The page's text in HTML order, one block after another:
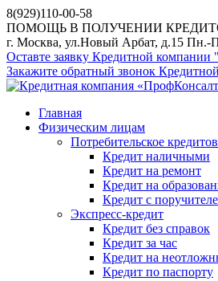
8(929)110-00-58
ПОМОЩЬ В ПОЛУЧЕНИИ
г. Москва, ул.Новый Арбат, д.15 Пн.-
Оставте заявку Кредитной
Закажите обратный звонок
Главная
Физическим лицам
Потребительское
Кредит наличными
Кредит на ремонт
Кредит на
Кредит с
Экспресс-кредит
Кредит без справок
Кредит за час
Кредит на
Кредит по паспорту